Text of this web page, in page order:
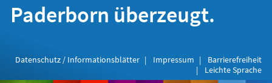
Paderborn überzeugt.
Datenschutz / Informationsblätter Impressum
Barrierefreiheit
Leichte Sprache